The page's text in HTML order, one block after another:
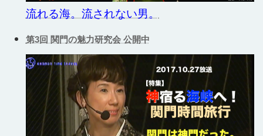
流れる海。流されない男。
第3回 関門の魅力研究会 公開中